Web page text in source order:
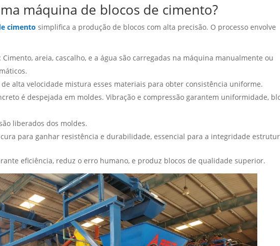
máquina de blocos de cimento?
cimento simplifica a produção de blocos com alta precisão. O processo envolve
: Cimento, areia, cascalho, e a água são carregadas na máquina manualmente ou
alta velocidade mistura esses materiais para obter consistência uniforme.
é despejada em moldes. Vibração e compressão garantem uniformidade,
liberados dos moldes.
para ganhar resistência e durabilidade, essencial para a integridade
eficiência, reduz o erro humano, e produz blocos de qualidade superior.